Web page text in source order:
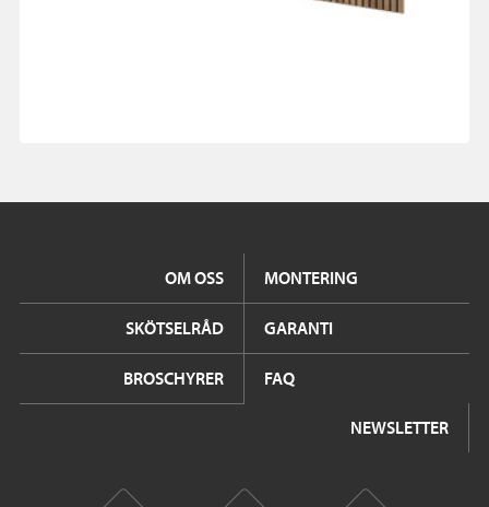
OM OSS MONTERING
SKÖTSELRÅD GARANTI
BROSCHYRER FAQ
NEWSLETTER